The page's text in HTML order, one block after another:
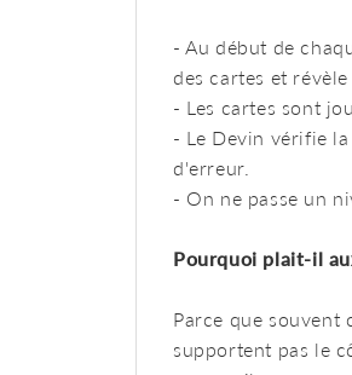
- Au début de
des cartes et
- Les cartes sont
- Le Devin vérifie
d'erreur.
- On ne passe un
Pourquoi plait-il
Parce que souvent
supportent pas le